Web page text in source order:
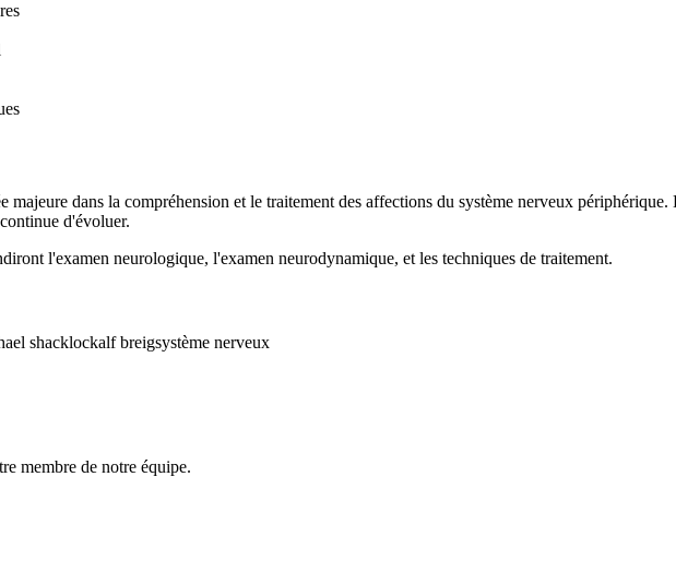
majeure dans la compréhension et le traitement des affections du système nerveux
d'évoluer.
l'examen neurologique, l'examen neurodynamique, et les techniques de traitement.
shacklockalf breigsystème nerveux
membre de notre équipe.